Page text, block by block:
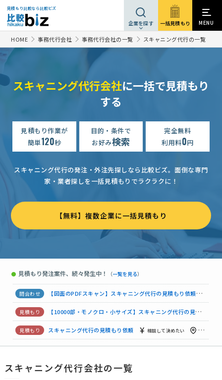
見積もり比較なら比較ビズ
企業を探す 一括見積もり MENU
HOME 事務代行会社 事務代行会社の一覧 スキャニング代行の一覧
スキャニング代行会社に一括で見積もり
する
見積もり作業が
簡単120秒
目的・条件で
お好み検索
完全無料
利用料0円
スキャニング代行の発注・外注先探しなら比較ビズ。 面倒な専門
家・業者探しを一括見積もりでラクラクに！
【無料】複数企業に一括見積もり
● 見積もり発注案件、続々発生中！ （一覧を見る）
【10000部・モノクロ・小サイズ】スキャニング代行の見積もり依頼
スキャニング代行の見積もり依頼 相談して決めたい
【配信先指定】スキャニング代行の見積もり依頼 相談して決めたい
【研究資料のPDF化】スキャニング代行の見積もり依頼
【A4サイズ・31箱】スキャニング代行の見積もり依頼 相談して
【87冊の戦前日記を非破壊保存】スキャン依頼
図面約2万ページのスキャニング依頼 相談して決めたい 福岡県
スキャニング代行の見積もり依頼 相談して決めたい 大阪府
【診療点数早見表のPDF化】スキャニング代行の見積もり依頼
【図面のPDFスキャン】スキャニング代行の見積もり依頼
【10000部・モノクロ・小サイズ】スキャニング代行の見積もり依頼
スキャニング代行の見積もり依頼 相談して決めたい 東京都
【配信先指定】スキャニング代行の見積もり依頼
【研究資料のPDF化】スキャニング代行の見積もり依頼
スキャニング代行会社の一覧